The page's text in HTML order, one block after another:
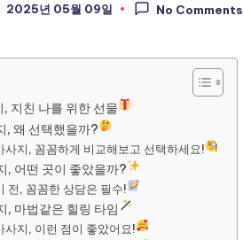
2025년 05월 09일 No Comments
지친 나를 위한 선물
, 왜 선택했을까?
사지, 꼼꼼하게 비교해보고 선택하세요!
, 어떤 곳이 좋았을까?
전, 꼼꼼한 상담은 필수!
, 마법같은 힐링 타임
사지, 이런 점이 좋았어요!